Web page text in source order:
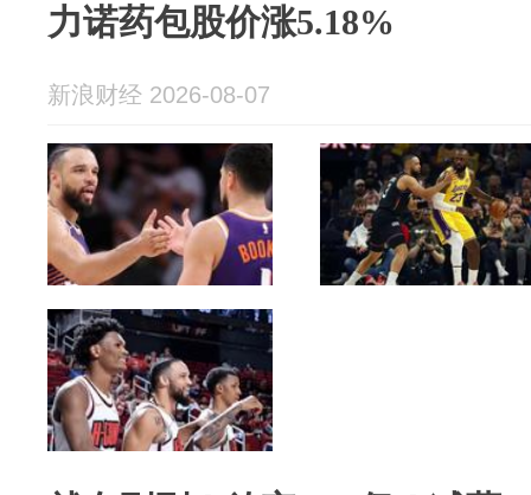
力诺药包股价涨5.18%
新浪财经 2026-08-07